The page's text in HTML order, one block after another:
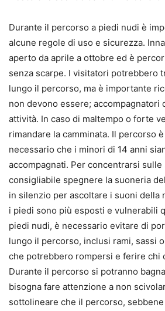
Durante il percorso a piedi nudi è
alcune regole di uso e sicurezza.
aperto da aprile a ottobre ed è
senza scarpe. I visitatori potrebbero
lungo il percorso, ma è importante
non devono essere; accompagnatori
attività. In caso di maltempo o forte
rimandare la camminata. Il percorso
necessario che i minori di 14 anni
accompagnati. Per concentrarsi sulle
consigliabile spegnere la suoneria
in silenzio per ascoltare i suoni della
i piedi sono più esposti e vulnerabili
piedi nudi, è necessario evitare di
lungo il percorso, inclusi rami, sassi
che potrebbero rompersi e ferire chi
Durante il percorso si potranno
bisogna fare attenzione a non
sottolineare che il percorso,